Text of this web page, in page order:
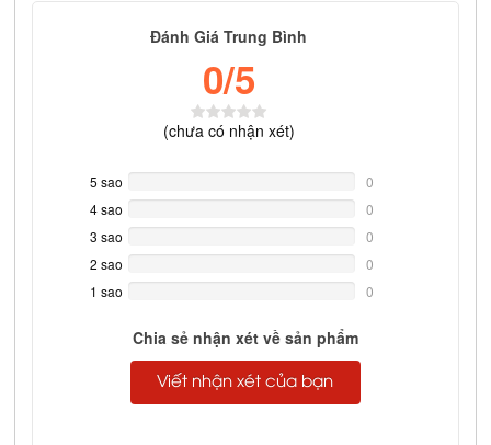
Đánh Giá Trung Bình
0/5
(chưa có nhận xét)
5 sao
Complete
0
4 sao
Complete
0
3 sao
Complete
0
2 sao
Complete
0
1 sao
0
Chia sẻ nhận xét về sản phẩm
Viết nhận xét của bạn